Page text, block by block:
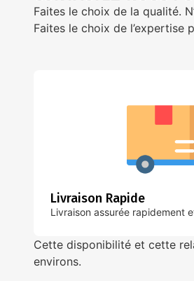
Faites le choix de la qualité.
Faites le choix de l’expertise
Livraison Rapide
Livraison assurée rapidement
Cette disponibilité et cette
environs.